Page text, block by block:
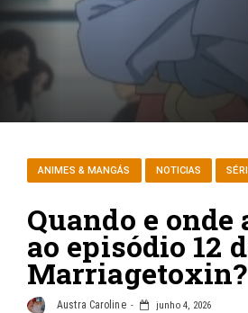
ANIMES & MANGÁS NOTICIAS
Quando e
ao episódio 12
Marriagetoxin?
Austra Caroline junho 4, 2026